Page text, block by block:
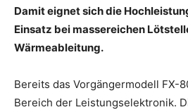
Damit eignet sich die
Einsatz bei massereichen
Wärmeableitung.
Bereits das Vorgängermodell FX-
Bereich der Leistungselektronik.